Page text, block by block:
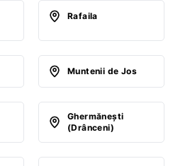
Rafaila
Muntenii de Jos
Ghermăneşti
(Drânceni)